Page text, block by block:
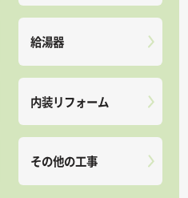
給湯器
内装リフォーム
その他の工事